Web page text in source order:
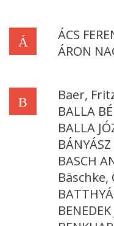
Á
ÁCS
ÁRON
B
Baer,
BALLA
BALLA
BASCH
Bäschke,